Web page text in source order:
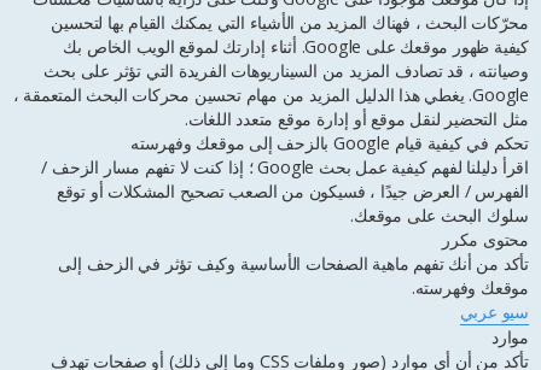
ك
ة
محرّكات البحث ، فهناك المزيد من الأشياء التي يمكنك القيام بها لتحسين
كيفية ظهور موقعك على Google. أثناء إدارتك لموقع الويب الخاص بك
وصيانته ، قد تصادف المزيد من السيناريوهات الفريدة التي تؤثر على بحث
Google. يغطي هذا الدليل المزيد من مهام تحسين محركات البحث المتعمقة ،
مثل التحضير لنقل موقع أو إدارة موقع متعدد اللغات.
تحكم في كيفية قيام Google بالزحف إلى موقعك وفهرسته
اقرأ دليلنا لفهم كيفية عمل بحث Google ؛ إذا كنت لا تفهم مسار الزحف /
الفهرس / العرض جيدًا ، فسيكون من الصعب تصحيح المشكلات أو توقع
سلوك البحث على موقعك.
محتوى مكرر
تأكد من أنك تفهم ماهية الصفحات الأساسية وكيف تؤثر في الزحف إلى
موقعك وفهرسته.
سيو عربي
موارد
تأكد من أن أي موارد (صور وملفات CSS وما إلى ذلك) أو صفحات تهدف